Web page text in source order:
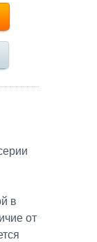
в
от